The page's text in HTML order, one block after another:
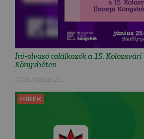
Író-olvasó találkozók a 15. Kolozsvári
Könyvhéten
2026. június 23.
HÍREK